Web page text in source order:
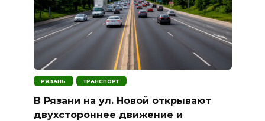
РЯЗАНЬ ТРАНСПОРТ
В Рязани на ул. Новой открывают
двухстороннее движение и